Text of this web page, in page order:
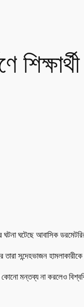
ঘটনা ঘটেছে আবাসিক
তারা সন্দেহভাজন
কোনো মন্তব্য না করলেও